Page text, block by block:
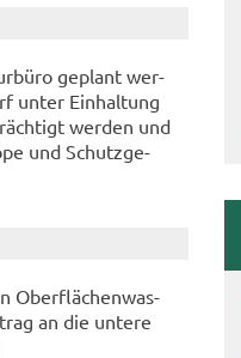
ge­plant wer­
unter Ein­hal­tung
wer­den und
und Schutz­ge­
Ober­flä­chen­was­
an die un­te­re